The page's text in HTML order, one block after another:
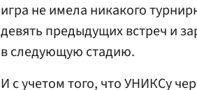
игра не имела никакого
девять предыдущих встреч и
в следующую стадию.
И с учетом того, что УНИКСу